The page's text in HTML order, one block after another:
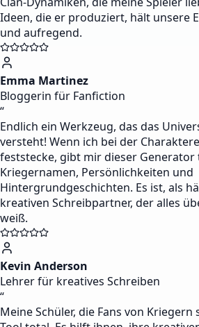
Ideen, die er produziert, hält unsere
und aufregend.
Emma Martinez
Bloggerin für Fanfiction
“
Endlich ein Werkzeug, das das
versteht! Wenn ich bei der
feststecke, gibt mir dieser
Kriegernamen, Persönlichkeiten und
Hintergrundgeschichten. Es ist, als
kreativen Schreibpartner, der alles
weiß.
Kevin Anderson
Lehrer für kreatives Schreiben
“
Meine Schüler, die Fans von Kriegern